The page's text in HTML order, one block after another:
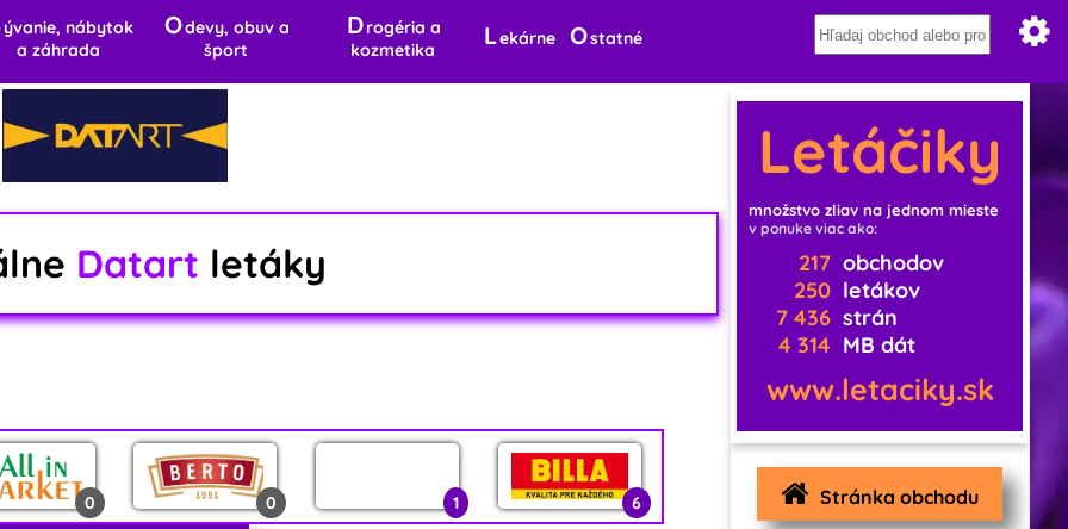
ývanie, nábytok
a záhrada
Odevy, obuv a
šport
Drogéria a
kozmetika
Lekárne Ostatné
Datart letáky
0 0 1 6
Letáčiky
množstvo zliav na jednom mieste
v ponuke viac ako:
217 obchodov
250 letákov
7 436 strán
4 314 MB dát
www.letaciky.sk
Stránka obchodu